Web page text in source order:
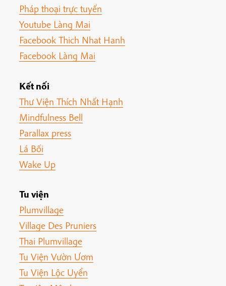
Pháp thoại trực tuyến
Youtube Làng Mai
Facebook Thich Nhat Hanh
Facebook Làng Mai
Kết nối
Thư Viện Thích Nhất Hạnh
Mindfulness Bell
Parallax press
Lá Bối
Wake Up
Tu viện
Plumvillage
Village Des Pruniers
Thai Plumvillage
Tu Viện Vườn Ươm
Tu Viện Lộc Uyển